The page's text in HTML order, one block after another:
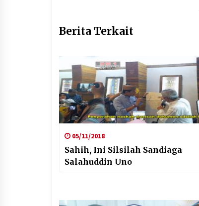
Berita Terkait
05/11/2018
Sahih, Ini Silsilah Sandiaga
Salahuddin Uno